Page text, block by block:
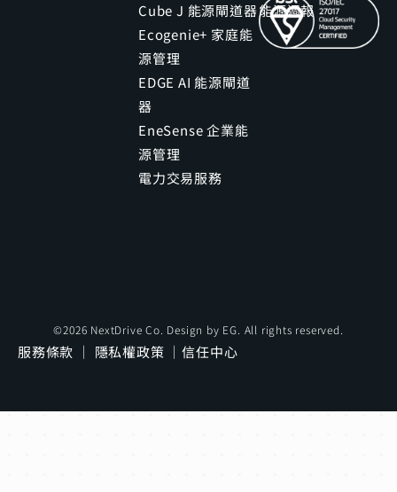
Cube J 能源閘道器
Ecogenie+ 家庭能
源管理
EDGE AI 能源閘道
器
EneSense 企業能
源管理
電力交易服務
能源週報
©2026 NextDrive Co. Design by EG . All rights reserved.
服務條款 ｜ 隱私權政策 ｜信任中心